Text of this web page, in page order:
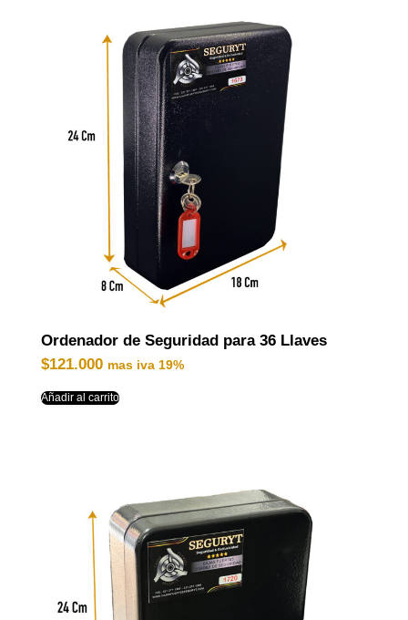
Ordenador de Seguridad para 36 Llaves
$121.000 mas iva 19%
Añadir al carrito